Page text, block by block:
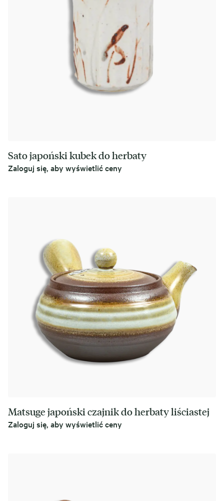
Sato japoński kubek do herbaty
Zaloguj się, aby wyświetlić ceny
Matsuge japoński czajnik do herbaty liściastej
Zaloguj się, aby wyświetlić ceny